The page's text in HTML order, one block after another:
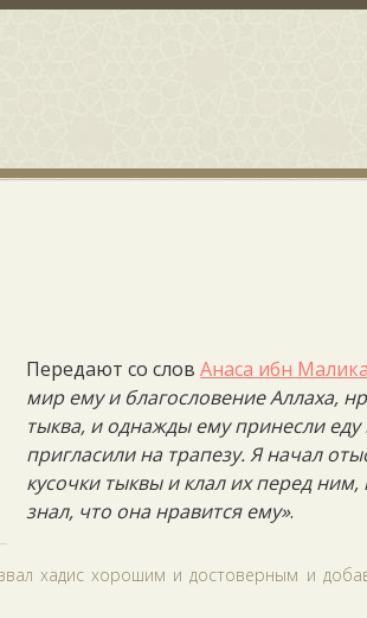
Передают со словАнаса ибн
мир ему и благословение Аллаха,
тыква, и однажды ему принесли еду
пригласили на трапезу. Я начал
кусочки тыквы и клал их перед
знал, что она нравится ему».
хадис хорошим и достоверным и